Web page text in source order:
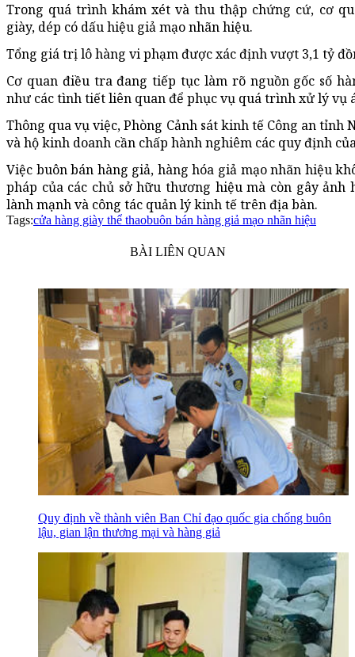
Trong quá trình khám xét và thu thập chứng cứ, cơ
giày, dép có dấu hiệu giả mạo nhãn hiệu.
Tổng giá trị lô hàng vi phạm được xác định vượt 3,1 tỷ
Cơ quan điều tra đang tiếp tục làm rõ nguồn gốc số
như các tình tiết liên quan để phục vụ quá trình xử lý vụ
Thông qua vụ việc, Phòng Cảnh sát kinh tế Công an
và hộ kinh doanh cần chấp hành nghiêm các quy định
Việc buôn bán hàng giả, hàng hóa giả mạo nhãn hiệu
pháp của các chủ sở hữu thương hiệu mà còn gây
lành mạnh và công tác quản lý kinh tế trên địa bàn.
Tags:cửa hàng giày thể thaobuôn bán hàng giả mạo nhãn hiệu
BÀI LIÊN QUAN
Quy định về thành viên Ban Chỉ đạo quốc gia chống buôn
lậu, gian lận thương mại và hàng giả